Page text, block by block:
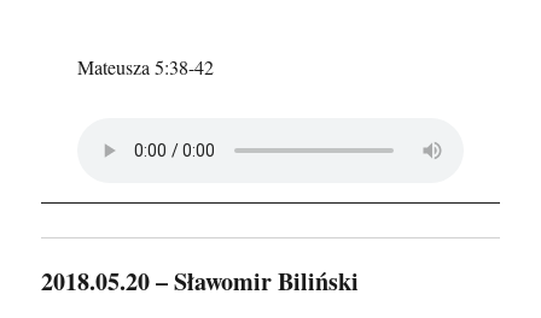
Mateusza 5:38-42
2018.05.20 – Sławomir Biliński